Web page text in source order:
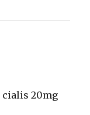
cialis 20mg